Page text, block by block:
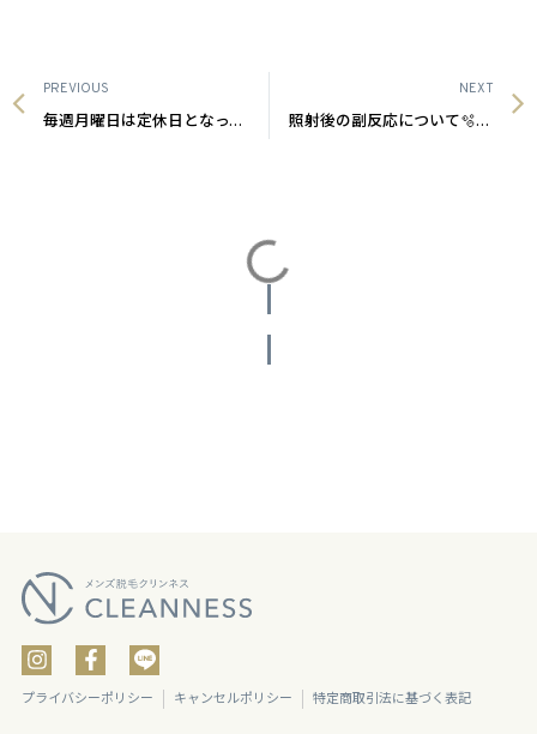
PREVIOUS
毎週月曜日は定休日となっております💁🏻‍♀️ 沖縄メンズ脱毛サロン
NEXT
照射後の副反応について🫧 沖縄メンズ脱毛
プライバシーポリシー キャンセルポリシー 特定商取引法に基づく表記